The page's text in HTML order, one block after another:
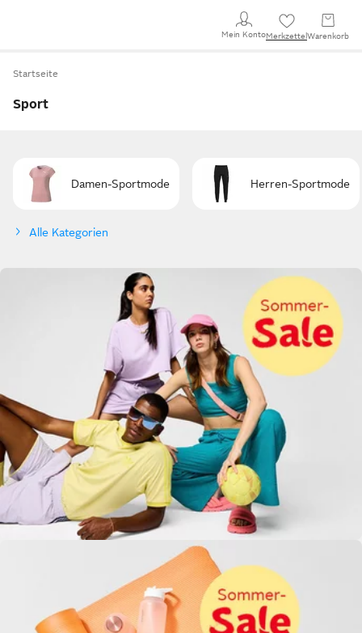
Mein KontoMerkzettel Warenkorb
Startseite
Sport
Damen-Sportmode Herren-Sportmode
Alle Kategorien